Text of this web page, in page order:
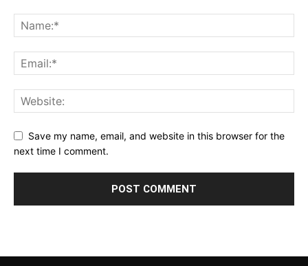
Save my name, email, and website in this browser for the
next time I comment.